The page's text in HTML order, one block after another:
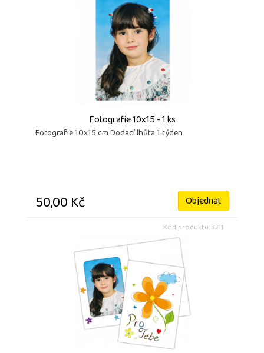
Fotografie 10x15 - 1 ks
Fotografie 10x15 cm Dodací lhůta 1 týden
50,00 Kč Objednat
Kód produktu: 3211